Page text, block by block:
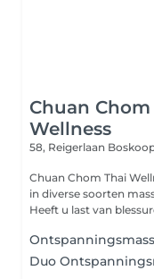
Chuan Chom
Wellness
58, Reigerlaan
Chuan Chom Thai
in diverse soorten
Heeft u last van
Duo